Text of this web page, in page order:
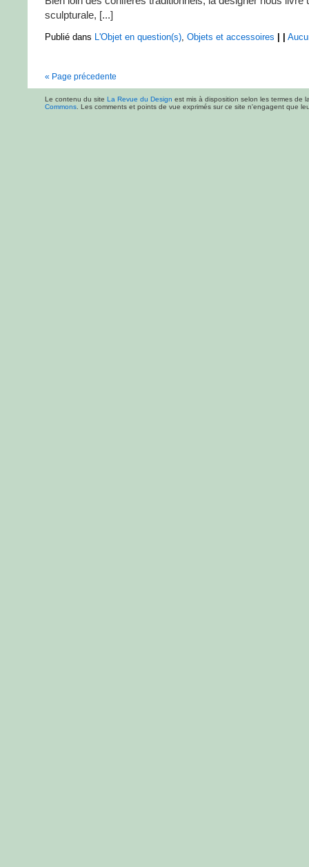
sculpturale, [...]
Publié dans L'Objet en question(s), Objets et accessoires
« Page précedente
Le contenu du site La Revue du Design est mis à disposition selon les termes de
Commons . Les comments et points de vue exprimés sur ce site n'engagent que